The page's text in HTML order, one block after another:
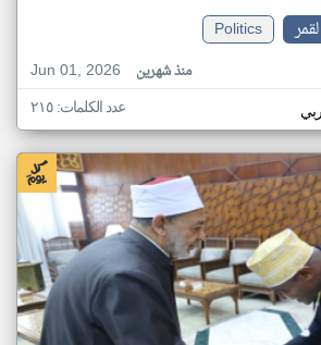
Politics
Jun 01, 2026
منذ شهرين
عدد الكلمات: ٢١٥